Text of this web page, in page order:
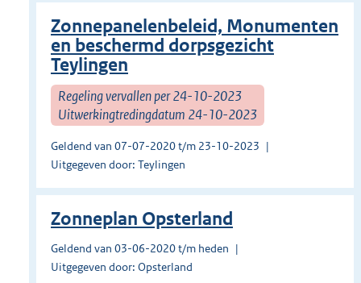
Zonnepanelenbeleid, Monumenten
en beschermd dorpsgezicht
Teylingen
Regeling vervallen per 24-10-2023
Uitwerkingtredingdatum 24-10-2023
Geldend van 07-07-2020 t/m 23-10-2023
Uitgegeven door: Teylingen
Zonneplan Opsterland
Geldend van 03-06-2020 t/m heden
Uitgegeven door: Opsterland